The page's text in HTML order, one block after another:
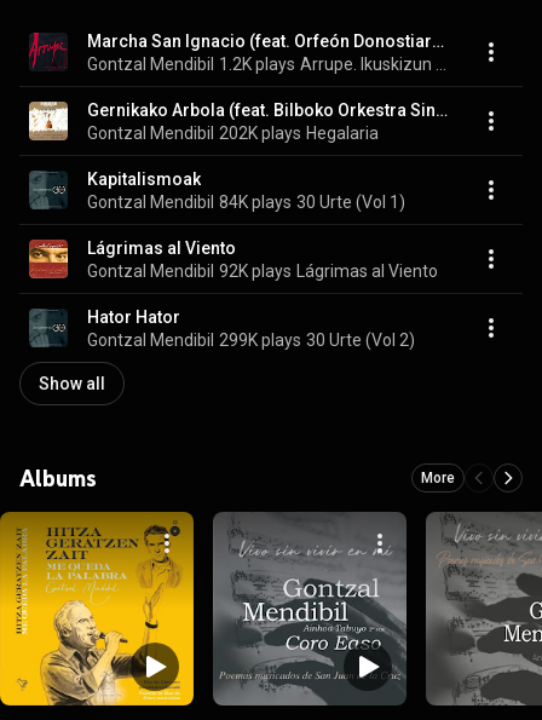
Marcha San Ignacio (feat. Orfeón Donostiarra, Coro Conservatorio Sdad. Coral Bilbao, Ludvig Symphony Orchestra & Pascual Molongua)
Gontzal Mendibil 1.2K plays
Gernikako Arbola (feat. Bilboko Orkestra Sinfonikoa, E.H.U.ko Abesbatza & Areatzako Banda)
Gontzal Mendibil 202K plays Hegalaria
Kapitalismoak
Gontzal Mendibil 84K plays 30 Urte (Vol 1)
Lágrimas al Viento
Gontzal Mendibil 92K plays Lágrimas al Viento
Hator Hator
Gontzal Mendibil 299K plays 30 Urte (Vol 2)
Show all
Albums More